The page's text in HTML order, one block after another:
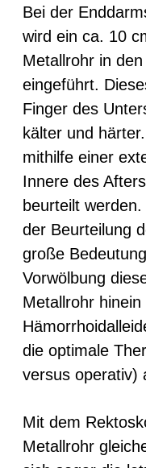
Bei der
wird ein ca. 10
Metallrohr in
eingeführt.
Finger des
kälter und
mithilfe einer
Innere des
beurteilt
der Beurteilung
große
Vorwölbung
Metallrohr
die optimale
versus operativ)
Mit dem
Metallrohr